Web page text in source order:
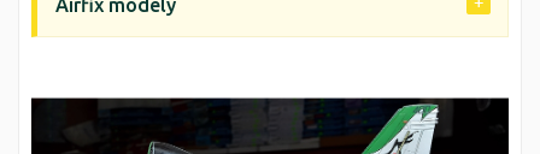
Airfix modely